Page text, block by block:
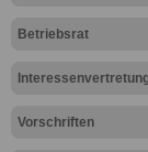
Betriebsrat
Vorschriften